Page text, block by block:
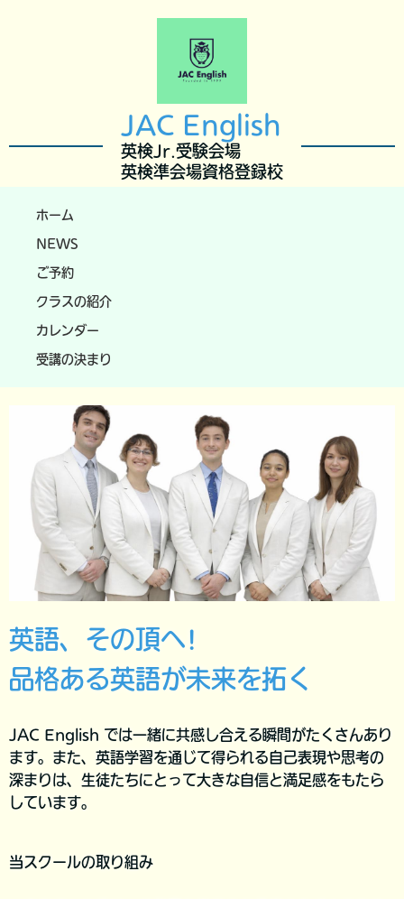
JAC English
英検Jr.受験会場
英検準会場資格登録校
ホーム
NEWS
ご予約
クラスの紹介
カレンダー
受講の決まり
英語、その頂へ!
品格ある英語が未来を拓く
JAC English では一緒に共感し合える瞬間がたくさんあり
ます。また、英語学習を通じて得られる自己表現や思考の
深まりは、生徒たちにとって大きな自信と満足感をもたら
しています。
当スクールの取り組み